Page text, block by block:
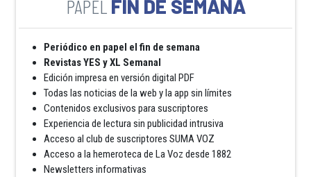
FIN DE SEMANA
Periódico en papel el fin de semana
Revistas YES y XL Semanal
Edición impresa en versión digital PDF
Todas las noticias de la web y la app sin límites
Contenidos exclusivos para suscriptores
Experiencia de lectura sin publicidad intrusiva
Acceso al club de suscriptores SUMA VOZ
Acceso a la hemeroteca de La Voz desde 1882
Newsletters informativas